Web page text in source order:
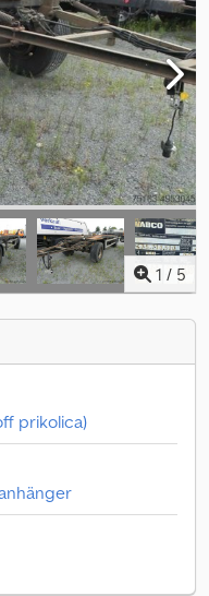
1 / 5
prikolica)